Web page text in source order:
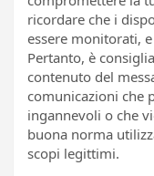
ricordare che i
essere monitorati,
Pertanto, è
contenuto del
comunicazioni che
ingannevoli o che
buona norma
scopi legittimi.